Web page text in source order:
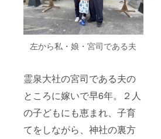
左から私・娘・宮司である夫
霊泉大社の宮司である夫の
ところに嫁いで早6年。２人
の子どもにも恵まれ、子育
てをしながら、神社の裏方